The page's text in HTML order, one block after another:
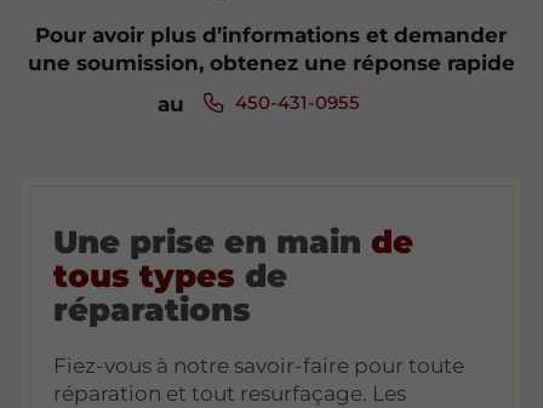
Pour avoir plus d’informations et demander
une soumission, obtenez une réponse rapide
au
450-431-0955
Une prise en mainde
tous types de
réparations
Fiez-vous à notre savoir-faire pour toute
réparation et tout resurfaçage. Les